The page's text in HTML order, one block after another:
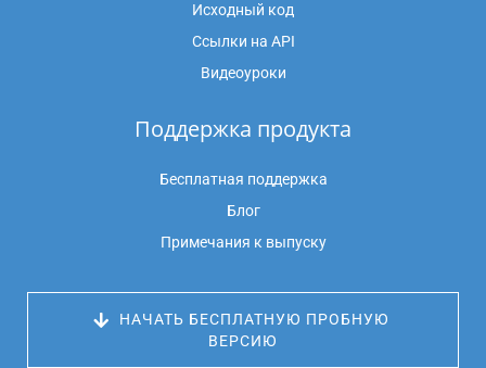
Исходный код
Ссылки на API
Видеоуроки
Поддержка продукта
Бесплатная поддержка
Блог
Примечания к выпуску
НАЧАТЬ БЕСПЛАТНУЮ ПРОБНУЮ
ВЕРСИЮ